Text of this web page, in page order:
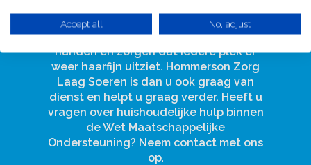
ontzorgen. Onze medewerkers nemen
al uw zorgen betreft schoonmaak uit
handen en zorgen dat iedere plek er
weer haarfijn uitziet. Hommerson Zorg
Laag Soeren is dan u ook graag van
dienst en helpt u graag verder. Heeft u
vragen over huishoudelijke hulp binnen
de Wet Maatschappelijke
Ondersteuning? Neem contact met ons
op.
Klachtenregeling
Certificeringen en
Eigen bijdrage CAK
Aanmelden zorg
wooninstellingen
Huishoudelijke
Oosterbeek
Huishoudelijke
Heelsum
Huishoudelijke
Doorwerth
Gemeente
Huishoudelijke
Oosterhout (Gld)
Huishoudelijke
Elst (Gld)
Gemeente Rheden
Huishoudelijke
Dieren
Huishoudelijke
Rheden
Huishoudelijke
Gemeente Arnhem
Contact
Accept all No, adjust